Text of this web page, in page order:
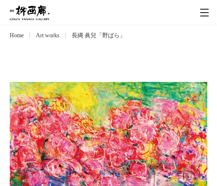
Exhibitions
Artists 作家
Art works 作品一覧
Catalog カタログ
Home Art works 長縄 眞兒「野ばら」